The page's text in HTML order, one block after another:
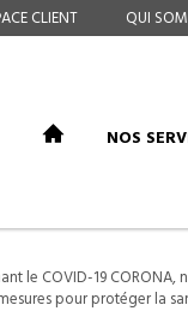
CLIENT QUI
NOS
le COVID-19
pour protéger la